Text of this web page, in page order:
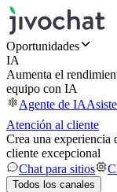
Oportunidades
IA
Aumenta el
equipo con IA
Agente de IA
Atención al cliente
Crea una experiencia
cliente excepcional
Chat para sitios
Todos los canales